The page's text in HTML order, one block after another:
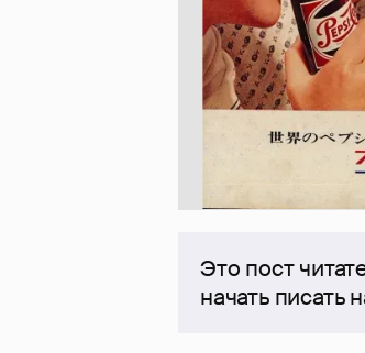
Это пост
начать писать